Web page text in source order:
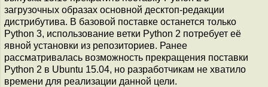
загрузочных образах основной десктоп-редакции
дистрибутива. В базовой поставке останется только
Python 3, использование ветки Python 2 потребует её
явной установки из репозиториев. Ранее
рассматривалась возможность прекращения поставки
Python 2 в Ubuntu 15.04, но разработчикам не хватило
времени для реализации данной цели.